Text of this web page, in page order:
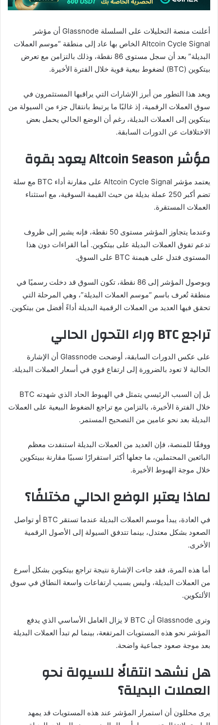
أعلنت منصة التحليلات على السلسلة Glassnode أن مؤشر
Altcoin Cycle Signal الخاص بها عاد إلى منطقة “موسم العملات
البديلة” بعد أن سجل مستوى 86 نقطة، وذلك بالتزامن مع تعرض
بيتكوين (BTC) لضغوط بيعية قوية خلال الفترة الأخيرة.
ويعد هذا التطور من أبرز الإشارات التي يراقبها المستثمرون في
سوق العملات الرقمية، إذ غالبًا ما يرتبط بانتقال جزء من السيولة من
بيتكوين إلى العملات البديلة، رغم أن الوضع الحالي يحمل بعض
الاختلافات عن الدورات السابقة.
مؤشر Altcoin Season يعود بقوة
يعتمد مؤشر Altcoin Cycle Signal على مقارنة أداء BTC مع سلة
تضم أكبر 250 عملة بديلة من حيث القيمة السوقية، مع استثناء
العملات المستقرة.
وعندما يتجاوز المؤشر مستوى 50 نقطة، فإنه يشير إلى ظروف
تدعم تفوق العملات البديلة على بيتكوين. أما القراءات دون هذا
المستوى فتدل على هيمنة BTC على السوق.
وبوصول المؤشر إلى 86 نقطة، تكون السوق قد دخلت رسميًا في
منطقة تُعرف باسم “موسم العملات البديلة”، وهي المرحلة التي
تحقق فيها العديد من العملات الرقمية البديلة أداءً أفضل من بيتكوين.
تراجع BTC وراء التحول الحالي
على عكس الدورات السابقة، أوضحت Glassnode أن الإشارة
الحالية لا تعود بالضرورة إلى ارتفاع قوي في أسعار العملات البديلة.
بل إن السبب الرئيسي يتمثل في الهبوط الحاد الذي شهدته BTC
خلال الفترة الأخيرة، بالتزامن مع تراجع الضغوط البيعية على العملات
البديلة بعد نحو عامين من التصحيح المستمر.
ووفقًا للمنصة، فإن العديد من العملات البديلة استنفدت معظم
البائعين المحتملين، ما جعلها أكثر استقرارًا نسبيًا مقارنة ببيتكوين
خلال موجة الهبوط الأخيرة.
لماذا يعتبر الوضع الحالي مختلفًا؟
في العادة، يبدأ موسم العملات البديلة عندما تستقر BTC أو تواصل
الصعود بشكل معتدل، بينما تتدفق السيولة إلى الأصول الرقمية
الأخرى.
أما هذه المرة، فقد جاءت الإشارة نتيجة تراجع بيتكوين بشكل أسرع
من العملات البديلة، وليس بسبب ارتفاعات واسعة النطاق في سوق
الألتكوين.
وترى Glassnode أن BTC لا يزال العامل الأساسي الذي يدفع
المؤشر نحو هذه المستويات المرتفعة، بينما لم تبدأ العملات البديلة
بعد موجة صعود جماعية واضحة.
هل نشهد انتقالًا للسيولة نحو
العملات البديلة؟
يرى محللون أن استمرار المؤشر عند هذه المستويات قد يمهد